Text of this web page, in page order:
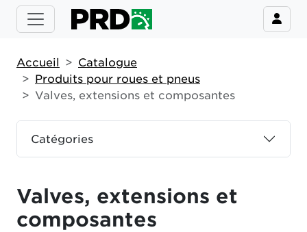
Catégories
Accueil
Catalogue
Produits pour roues et pneus
Valves, extensions et composantes
Valves, extensions et
composantes